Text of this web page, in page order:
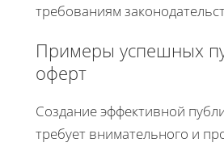
требованиям
Примеры успешных
оферт
Создание эффективной
требует внимательного и